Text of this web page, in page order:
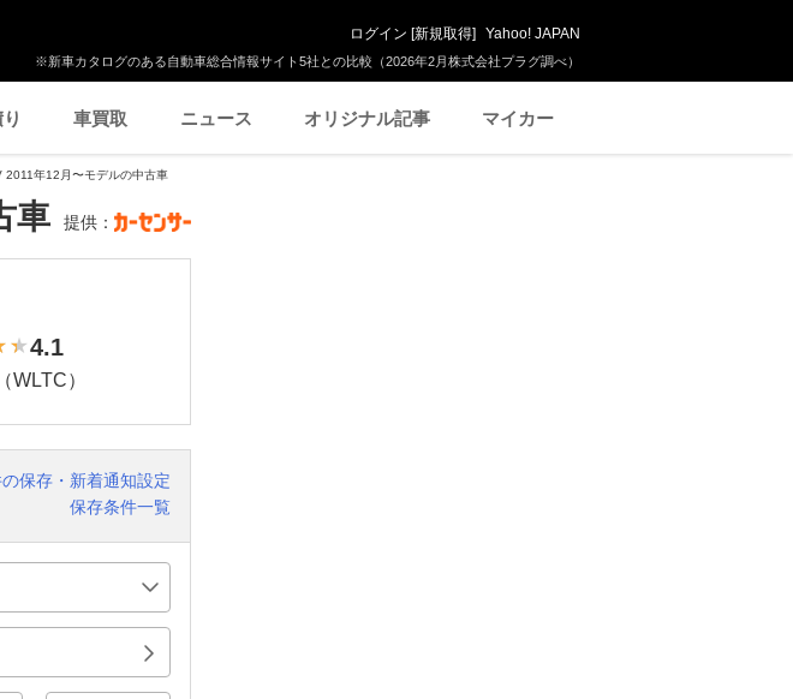
※新車カタログのある自動車総合情報サイト5社との比較（2026年2月株式会社プラグ調べ）
ログイン [新規取得] Yahoo! JAPAN
車買取 ニュース オリジナル記事 マイカー
2011年12月〜モデルの中古車
車 提供：
4.1
WLTC）
保存・新着通知設定
保存条件一覧